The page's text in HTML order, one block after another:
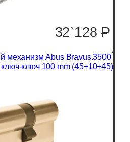
32`128P
механизм Abus Bravus.3500
ключ 100 mm (45+10+45)